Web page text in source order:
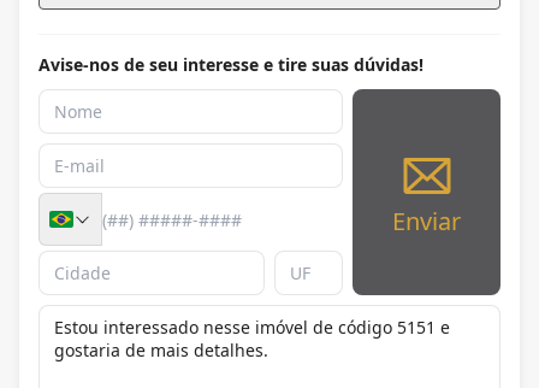
Avise-nos de seu interesse e tire suas dúvidas!
Enviar